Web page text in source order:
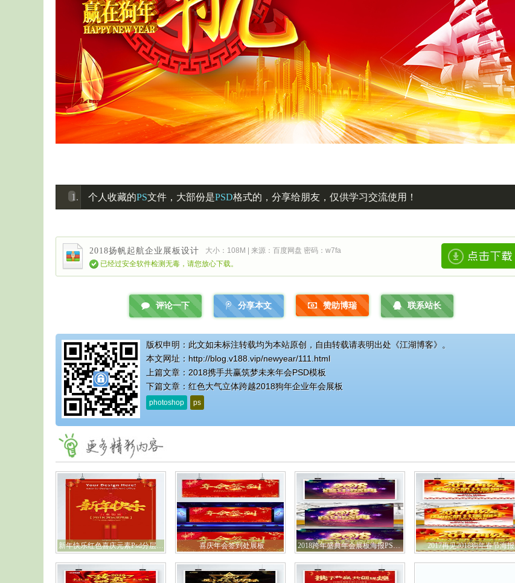
个人收藏的PS文件，大部份是PSD格式的，分享给朋友，仅供学习交流使用！
2018扬帆起航企业展板设计
大小：108M | 来源：百度网盘 密码：w7fa
已经过安全软件检测无毒，请您放心下载。
评论一下 分享本文 赞助博瑞 联系站长
版权申明：此文如未标注转载均为本站原创，自由转载请表明出处《江湖博客》。
本文网址： http://blog.v188.vip/newyear/111.html
上篇文章： 2018携手共赢筑梦未来年会PSD模板
下篇文章： 红色大气立体跨越2018狗年企业年会展板
photoshop ps
新年快乐红色喜庆元素Psd分层设计 喜庆年会签到处展板 2018跨年盛典年会展板海报PSD模版 2017再见2018狗年春节海报